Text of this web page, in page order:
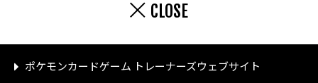
CLOSE
ポケモンカードゲーム トレーナーズウェブサイト